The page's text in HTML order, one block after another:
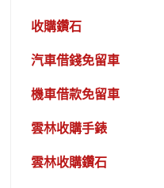
收購鑽石
汽車借錢免留車
機車借款免留車
雲林收購手錶
雲林收購鑽石